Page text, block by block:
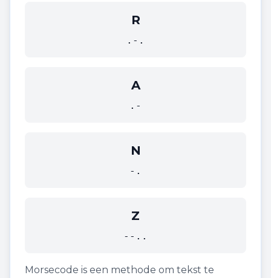
R
.-.
A
.-
N
-.
Z
--..
Morsecode is een methode om tekst te